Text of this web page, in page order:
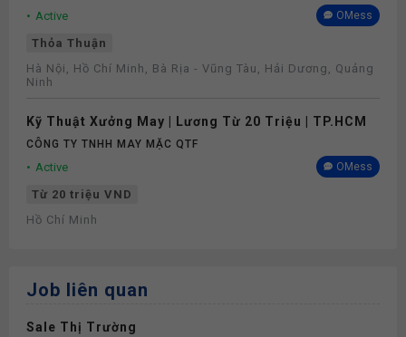
Active OMess
Thỏa Thuận
Hà Nội, Hồ Chí Minh, Bà Rịa - Vũng Tàu, Hải Dương, Quảng
Ninh
Kỹ Thuật Xưởng May | Lương Từ 20 Triệu | TP.HCM
CÔNG TY TNHH MAY MẶC QTF
Active OMess
Từ 20 triệu VND
Hồ Chí Minh
Job liên quan
Sale Thị Trường